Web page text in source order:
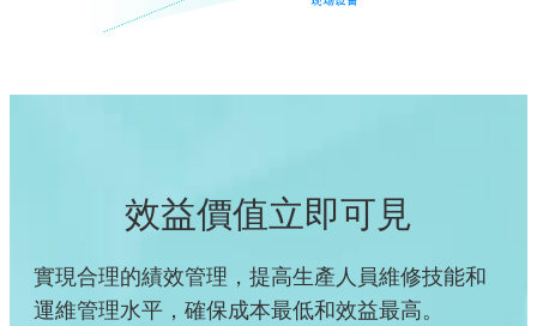
效益價值立即可見
實現合理的績效管理，提高生產人員維修技能和
運維管理水平，確保成本最低和效益最高。